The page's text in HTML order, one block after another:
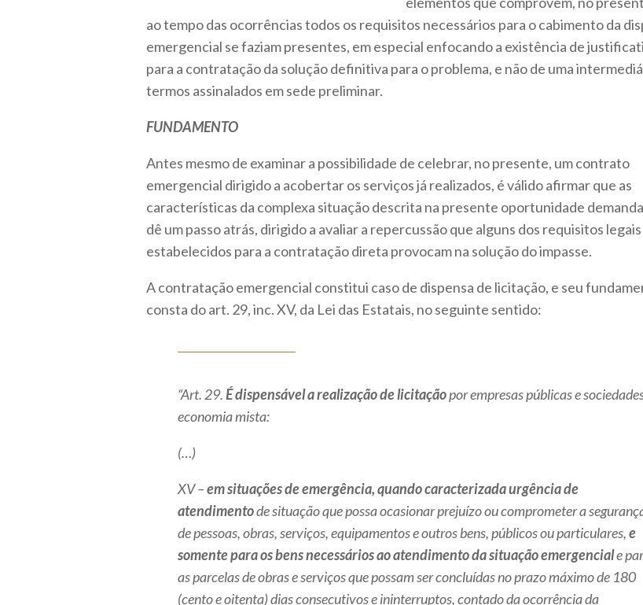
ao tempo das ocorrências todos os requisitos necessários para o cabimento da
emergencial se faziam presentes, em especial enfocando a existência de
para a contratação da solução definitiva para o problema, e não de uma
termos assinalados em sede preliminar.
FUNDAMENTO
Antes mesmo de examinar a possibilidade de celebrar, no presente, um contrato
emergencial dirigido a acobertar os serviços já realizados, é válido afirmar que as
características da complexa situação descrita na presente oportunidade
dê um passo atrás, dirigido a avaliar a repercussão que alguns dos requisitos legais
estabelecidos para a contratação direta provocam na solução do impasse.
A contratação emergencial constitui caso de dispensa de licitação, e seu
consta do art. 29, inc. XV, da Lei das Estatais, no seguinte sentido:
“Art. 29.É dispensável a realização de licitaçãopor empresas públicas e
economia mista:
(…)
XV –em situações de emergência, quando caracterizada urgência de
atendimentode situação que possa ocasionar prejuízo ou comprometer a
de pessoas, obras, serviços, equipamentos e outros bens, públicos ou particulares,e
somente para os bens necessários ao atendimento da situação emergenciale
as parcelas de obras e serviços que possam ser concluídas no prazo máximo de 180
(cento e oitenta) dias consecutivos e ininterruptos, contado da ocorrência da